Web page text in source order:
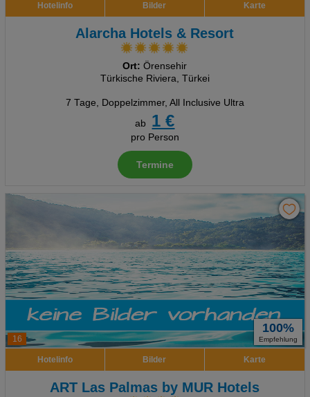
Hotelinfo Bilder Karte
Alarcha Hotels & Resort
Ort: Örensehir
Türkische Riviera, Türkei
7 Tage, Doppelzimmer, All Inclusive Ultra
ab
1 €
pro Person
Termine
16
100%
Empfehlung
Hotelinfo Bilder Karte
ART Las Palmas by MUR Hotels